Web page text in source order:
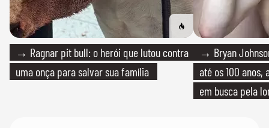
→ Ragnar pit bull: o herói que lutou contra
uma onça para salvar sua família
→ Bryan
até os 100
em busca pela